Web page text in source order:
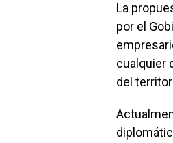
La
por el
cualquier
del